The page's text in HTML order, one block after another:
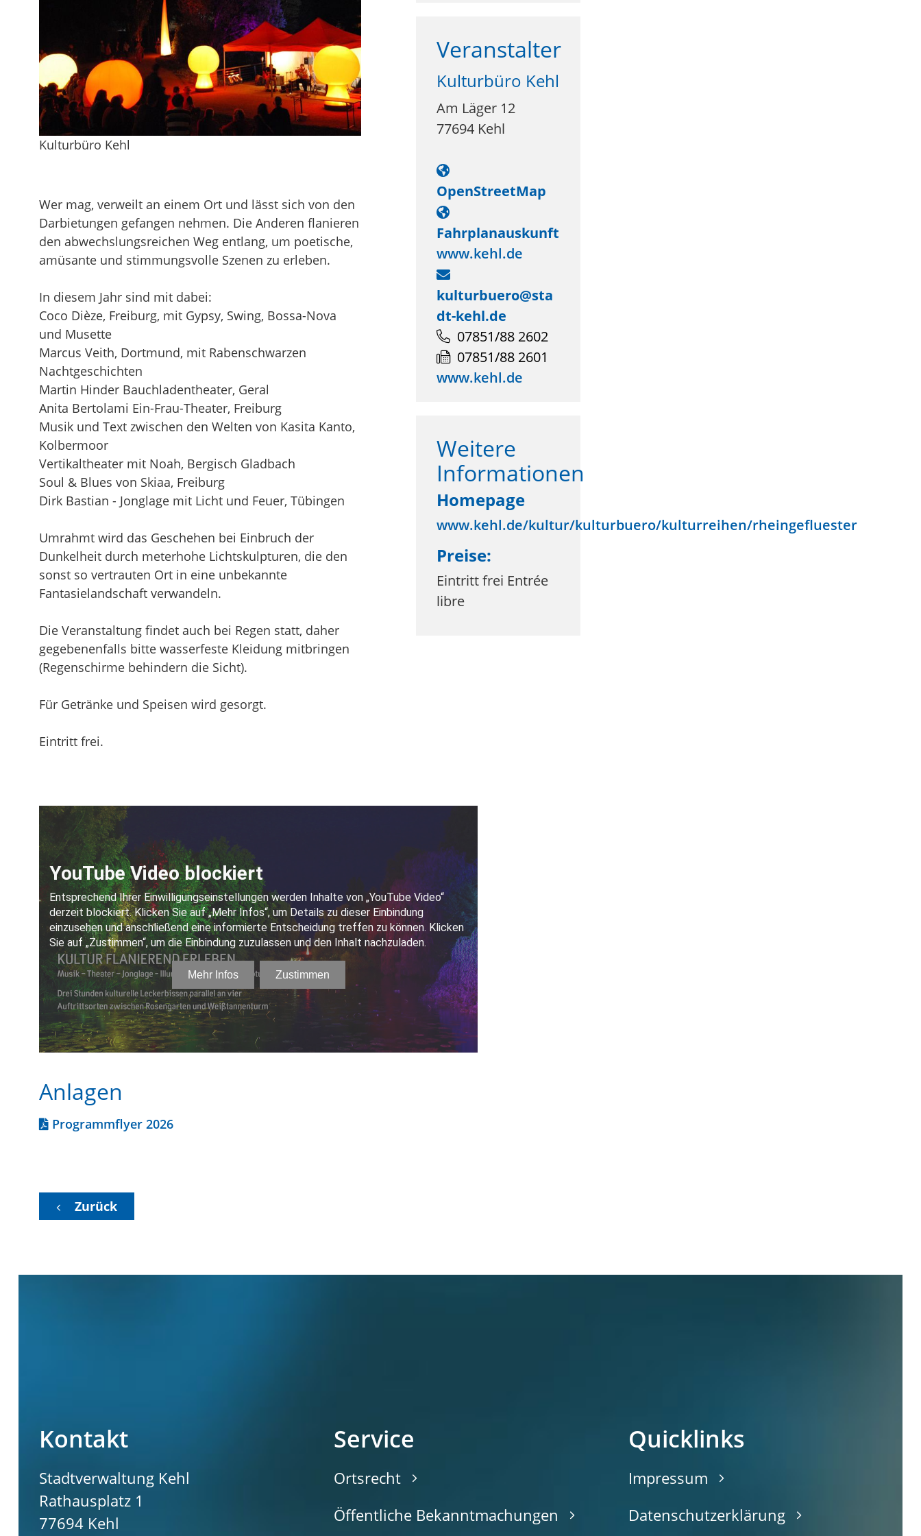
Kulturbüro Kehl
Wer mag, verweilt an einem Ort und lässt sich von den
Darbietungen gefangen nehmen. Die Anderen flanieren
den abwechslungsreichen Weg entlang, um poetische,
amüsante und stimmungsvolle Szenen zu erleben.
In diesem Jahr sind mit dabei:
Coco Dièze, Freiburg, mit Gypsy, Swing, Bossa-Nova
und Musette
Marcus Veith, Dortmund, mit Rabenschwarzen
Nachtgeschichten
Martin Hinder Bauchladentheater, Geral
Anita Bertolami Ein-Frau-Theater, Freiburg
Musik und Text zwischen den Welten von Kasita Kanto,
Kolbermoor
Vertikaltheater mit Noah, Bergisch Gladbach
Soul & Blues von Skiaa, Freiburg
Dirk Bastian - Jonglage mit Licht und Feuer, Tübingen
Umrahmt wird das Geschehen bei Einbruch der
Dunkelheit durch meterhohe Lichtskulpturen, die den
sonst so vertrauten Ort in eine unbekannte
Fantasielandschaft verwandeln.
Die Veranstaltung findet auch bei Regen statt, daher
gegebenenfalls bitte wasserfeste Kleidung mitbringen
(Regenschirme behindern die Sicht).
Für Getränke und Speisen wird gesorgt.
Eintritt frei.
Anlagen
Programmflyer 2026
Veranstalter
Kulturbüro Kehl
Am Läger 12
77694 Kehl
OpenStreetMap
Fahrplanauskunft
www.kehl.de
kulturbuero@sta
dt-kehl.de
07851/88 2602
07851/88 2601
www.kehl.de
Weitere
Informationen
Homepage
www.kehl.de/kultur/kulturbuero/kulturreihen/rheingefluester
Preise:
Eintritt frei Entrée
libre
Zurück
Kontakt
Stadtverwaltung Kehl
Rathausplatz 1
77694 Kehl
Service
Ortsrecht
Öffentliche Bekanntmachungen
Quicklinks
Impressum
Datenschutzerklärung